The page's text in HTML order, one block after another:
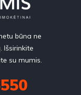
būna ne
Išsirinkite
su mumis.